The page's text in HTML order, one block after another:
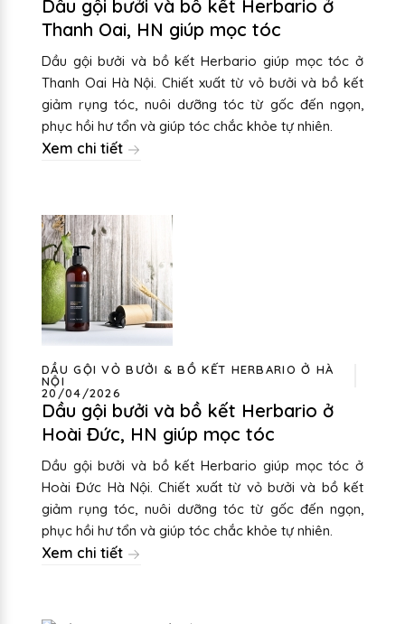
Dầu gội bưởi và bồ kết Herbario ở
Thanh Oai, HN giúp mọc tóc
Dầu gội bưởi và bồ kết Herbario giúp mọc tóc ở
Thanh Oai Hà Nội. Chiết xuất từ vỏ bưởi và bồ kết
giảm rụng tóc, nuôi dưỡng tóc từ gốc đến ngọn,
phục hồi hư tổn và giúp tóc chắc khỏe tự nhiên.
Xem chi tiết
DẦU GỘI VỎ BƯỞI & BỒ KẾT HERBARIO Ở HÀ
NỘI
20/04/2026
Dầu gội bưởi và bồ kết Herbario ở
Hoài Đức, HN giúp mọc tóc
Dầu gội bưởi và bồ kết Herbario giúp mọc tóc ở
Hoài Đức Hà Nội. Chiết xuất từ vỏ bưởi và bồ kết
giảm rụng tóc, nuôi dưỡng tóc từ gốc đến ngọn,
phục hồi hư tổn và giúp tóc chắc khỏe tự nhiên.
Xem chi tiết